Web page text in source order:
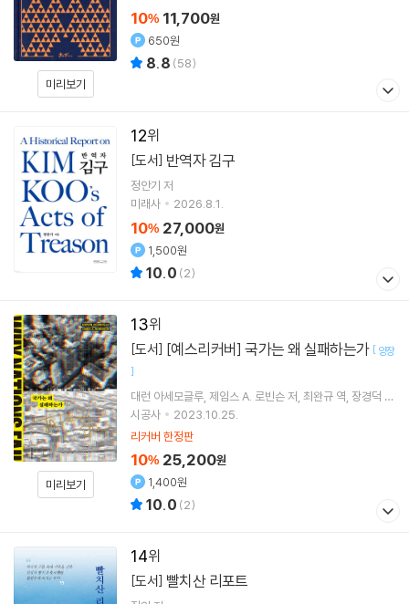
미리보기
10% 11,700원
650원
8.8 (58)
12
[도서] 반역자 김구
정안기 저
미래사
2026.8.1.
10% 27,000원
1,500원
10.0 (2)
13
미리보기
[도서] [예스리커버] 국가는 왜 실패하는가 [ 양장
]
대런 아세모글루 제임스 A. 로빈슨저 최완규 역 장경덕 감
수
시공사
2023.10.25.
리커버 한정판
10% 25,200원
1,400원
10.0 (2)
14
[도서] 빨치산 리포트